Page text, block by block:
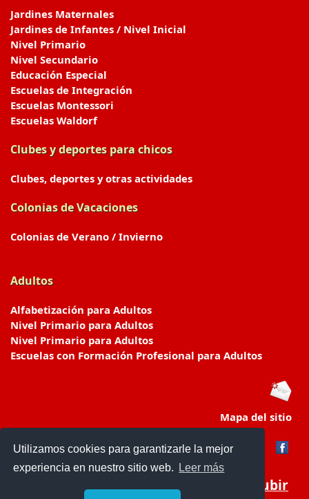
Utilizamos cookies para garantizarle la mejor
experiencia en nuestro sitio web.
Leer más
Jardines Maternales
Jardines de Infantes / Nivel Inicial
Nivel Primario
Nivel Secundario
Educación Especial
Escuelas de Integración
Escuelas Montessori
Escuelas Waldorf
Clubes y deportes para chicos
Clubes, deportes y otras actividades
Colonias de Vacaciones
Colonias de Verano / Invierno
Adultos
Alfabetización para Adultos
Nivel Primario para Adultos
Nivel Primario para Adultos
Escuelas con Formación Profesional para Adultos
Mapa del sitio
Subir